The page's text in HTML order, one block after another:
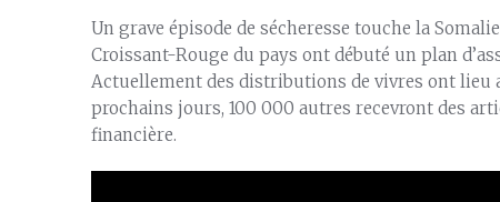
Un grave épisode de sécheresse touche la
Croissant-Rouge du pays ont débuté un plan
Actuellement des distributions de vivres ont lieu
prochains jours, 100 000 autres recevront des
financière.